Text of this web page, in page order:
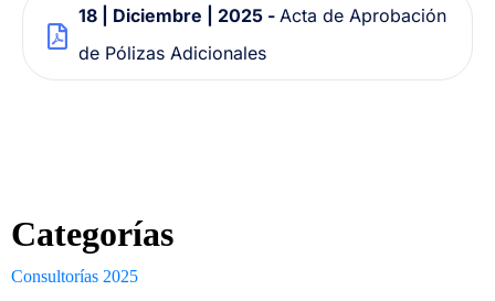
Categorías
Consultorías 2025
18 | Diciembre | 2025 - Acta de Aprobación
de Pólizas Adicionales